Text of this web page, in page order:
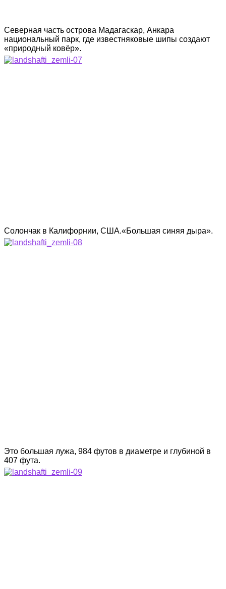
Северная часть острова Мадагаскар, Анкара
национальный парк, где известняковые шипы создают
«природный ковёр».
Солончак в Калифорнии, США.«Большая синяя дыра».
Это большая лужа, 984 футов в диаметре и глубиной в
407 фута.